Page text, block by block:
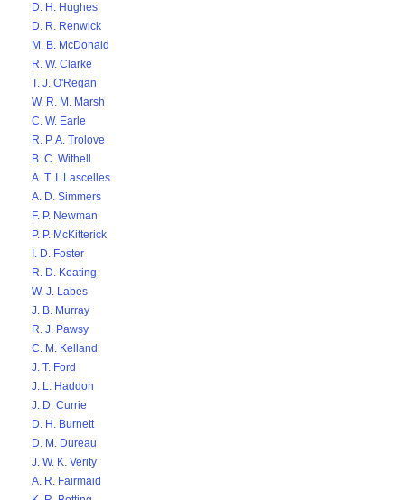
D. H. Hughes
D. R. Renwick
M. B. McDonald
R. W. Clarke
T. J. O'Regan
W. R. M. Marsh
C. W. Earle
R. P. A. Trolove
B. C. Withell
A. T. I. Lascelles
A. D. Simmers
F. P. Newman
P. P. McKitterick
I. D. Foster
R. D. Keating
W. J. Labes
J. B. Murray
R. J. Pawsy
C. M. Kelland
J. T. Ford
J. L. Haddon
J. D. Currie
D. H. Burnett
D. M. Dureau
J. W. K. Verity
A. R. Fairmaid